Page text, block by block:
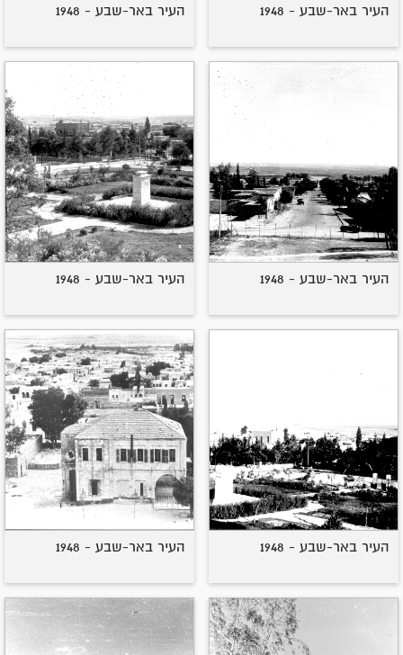
העיר באר-שבע - 1948 העיר באר-שבע - 1948
העיר באר-שבע - 1948 העיר באר-שבע - 1948
העיר באר-שבע - 1948 העיר באר-שבע - 1948